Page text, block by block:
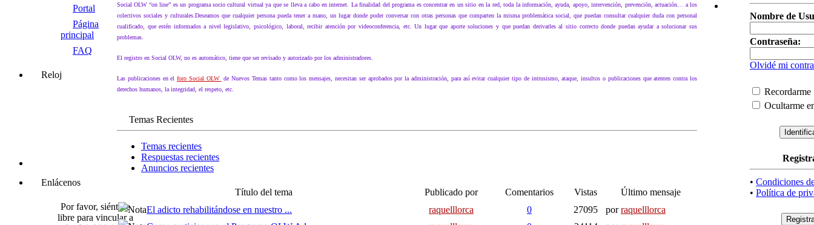
Portal
Página
principal
FAQ
Reloj
Enlácenos
Por favor, siéntase
libre para vincular a
Social OLW “on line” es un programa socio cultural virtual ya que se lleva a cabo en internet. La finalidad del programa es concentrar en un sitio en la red, toda la información, ayuda, apoyo, intervención, prevención, actuación… a los
colectivos sociales y culturales.Deseamos que cualquier persona pueda tener a mano, un lugar donde poder conversar con otras personas que comparten la misma problemática social, que puedan consultar cualquier duda con personal
cualificado, que estén informados a nivel legislativo, psicológico, laboral, recibir atención por videoconferencia, etc. Un lugar que aporte soluciones y que puedan derivarles al sitio correcto donde puedan ayudar a solucionar sus
problemas.
El registro en Social OLW, no es automático, tiene que ser revisado y autorizado por los administradores.
Las publicaciones en elforo Social OLW de Nuevos Temas tanto como los mensajes, necesitan ser aprobados por la administración, para así evitar cualquier tipo de intrusismo, ataque, insultos o publicaciones que atenten contra los
derechos humanos, la integridad, el respeto, etc.
Temas Recientes
Temas recientes
Respuestas recientes
Anuncios recientes
Título del tema Publicado por Comentarios Vistas
Último mensaje
El adicto rehabilitándose en nuestro ...
raquelllorca 0 27095 porraquelllorca
Nombre de
Contraseña:
Olvidé mi
Recordarme
Ocultarme
• Condiciones
• Política de